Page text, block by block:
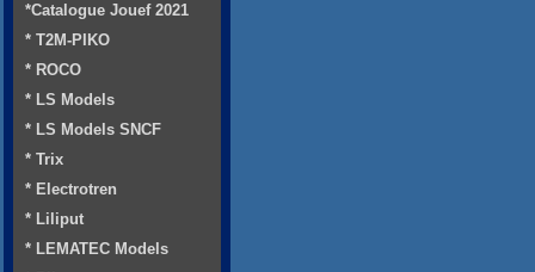
*Catalogue Jouef 2021
* T2M-PIKO
* ROCO
* LS Models
* LS Models SNCF
* Trix
* Electrotren
* Liliput
* LEMATEC Models